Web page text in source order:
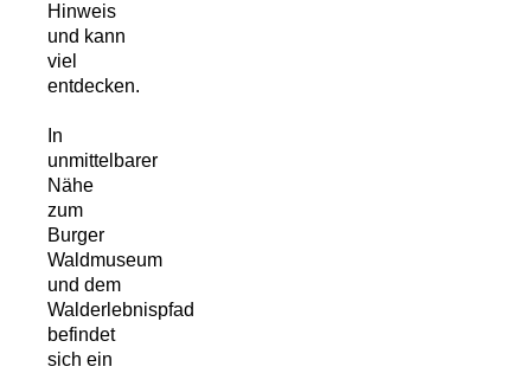
Hinweis
und kann
viel
entdecken.
In
unmittelbarer
Nähe
zum
Burger
Waldmuseum
und dem
Walderlebnispfad
befindet
sich ein